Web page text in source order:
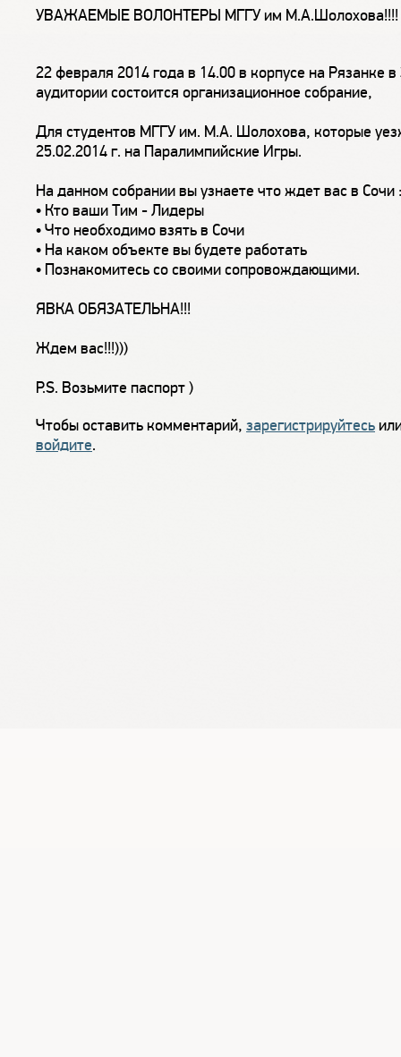
УВАЖАЕМЫЕ ВОЛОНТЕРЫ МГГУ им М.А.Шолохова!!!!
22 февраля 2014 года в 14.00 в корпусе на Рязанке в
аудитории состоится организационное собрание,
Для студентов МГГУ им. М.А. Шолохова, которые
25.02.2014 г. на Паралимпийские Игры.
На данном собрании вы узнаете что ждет вас в Сочи
• Кто ваши Тим - Лидеры
• Что необходимо взять в Сочи
• На каком объекте вы будете работать
• Познакомитесь со своими сопровождающими.
ЯВКА ОБЯЗАТЕЛЬНА!!!
Ждем вас!!!)))
P.S. Возьмите паспорт )
Чтобы оставить комментарий, зарегистрируйтесь
войдите.